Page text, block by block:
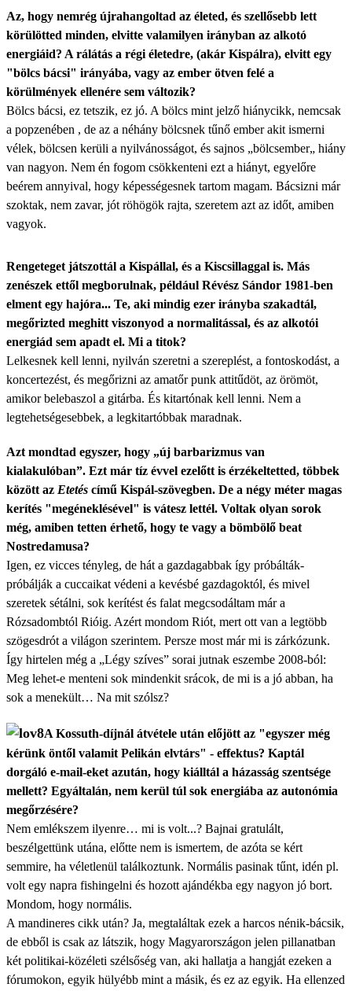
Az, hogy nemrég újrahangoltad az életed, és szellősebb lett
körülötted minden, elvitte valamilyen irányban az alkotó
energiáid? A rálátás a régi életedre, (akár Kispálra), elvitt egy
"bölcs bácsi" irányába, vagy az ember ötven felé a
körülmények ellenére sem változik?
Bölcs bácsi, ez tetszik, ez jó. A bölcs mint jelző hiánycikk, nemcsak
a popzenében , de az a néhány bölcsnek tűnő ember akit ismerni
vélek, bölcsen kerüli a nyilvánosságot, és sajnos „bölcsember„ hiány
van nagyon. Nem én fogom csökkenteni ezt a hiányt, egyelőre
beérem annyival, hogy képességesnek tartom magam. Bácsizni már
szoktak, nem zavar, jót röhögök rajta, szeretem azt az időt, amiben
vagyok.
Rengeteget játszottál a Kispállal, és a Kiscsillaggal is. Más
zenészek ettől megborulnak, például Révész Sándor 1981-ben
elment egy hajóra... Te, aki mindig ezer irányba szakadtál,
megőrizted meghitt viszonyod a normalitással, és az alkotói
energiád sem apadt el. Mi a titok?
Lelkesnek kell lenni, nyilván szeretni a szereplést, a fontoskodást, a
koncertezést, és megőrizni az amatőr punk attitűdöt, az örömöt,
amikor belebaszol a gitárba. És kitartónak kell lenni. Nem a
legtehetségesebbek, a legkitartóbbak maradnak.
Azt mondtad egyszer, hogy „új barbarizmus van
kialakulóban”. Ezt már tíz évvel ezelőtt is érzékeltetted, többek
között az Etetés című Kispál-szövegben. De a négy méter magas
kerítés "megéneklésével" is vátesz lettél. Voltak olyan sorok
még, amiben tetten érhető, hogy te vagy a bömbölő beat
Nostredamusa?
Igen, ez vicces tényleg, de hát a gazdagabbak így próbálták-
próbálják a cuccaikat védeni a kevésbé gazdagoktól, és mivel
szeretek sétálni, sok kerítést és falat megcsodáltam már a
Rózsadombtól Rióig. Azért mondom Riót, mert ott van a legtöbb
szögesdrót a világon szerintem. Persze most már mi is zárkózunk.
Így hirtelen még a „Légy szíves” sorai jutnak eszembe 2008-ból:
Meg lehet-e menteni sok mindenkit srácok, de mi is a jó abban, ha
sok a menekült… Na mit szólsz?
A Kossuth-díjnál átvétele után előjött az "egyszer még
kérünk öntől valamit Pelikán elvtárs" - effektus? Kaptál
dorgáló e-mail-eket azután, hogy kiálltál a házasság szentsége
mellett? Egyáltalán, nem kerül túl sok energiába az autonómia
megőrzésére?
Nem emlékszem ilyenre… mi is volt...? Bajnai gratulált,
beszélgettünk utána, előtte nem is ismertem, de azóta se kért
semmire, ha véletlenül találkoztunk. Normális pasinak tűnt, idén pl.
volt egy napra fishingelni és hozott ajándékba egy nagyon jó bort.
Mondom, hogy normális.
A mandineres cikk után? Ja, megtaláltak ezek a harcos nénik-bácsik,
de ebből is csak az látszik, hogy Magyarországon jelen pillanatban
két politikai-közéleti szélsőség van, aki hallatja a hangját ezeken a
fórumokon, egyik hülyébb mint a másik, és ez az egyik. Ha ellenzed